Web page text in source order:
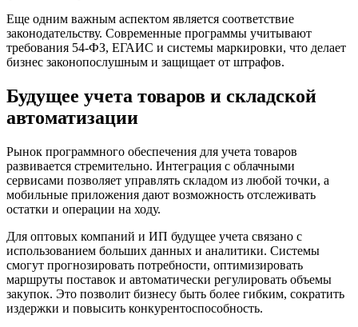
Еще одним важным аспектом является соответствие
законодательству. Современные программы учитывают
требования 54-ФЗ, ЕГАИС и системы маркировки, что делает
бизнес законопослушным и защищает от штрафов.
Будущее учета товаров и складской
автоматизации
Рынок программного обеспечения для учета товаров
развивается стремительно. Интеграция с облачными
сервисами позволяет управлять складом из любой точки, а
мобильные приложения дают возможность отслеживать
остатки и операции на ходу.
Для оптовых компаний и ИП будущее учета связано с
использованием больших данных и аналитики. Системы
смогут прогнозировать потребности, оптимизировать
маршруты поставок и автоматически регулировать объемы
закупок. Это позволит бизнесу быть более гибким, сократить
издержки и повысить конкурентоспособность.